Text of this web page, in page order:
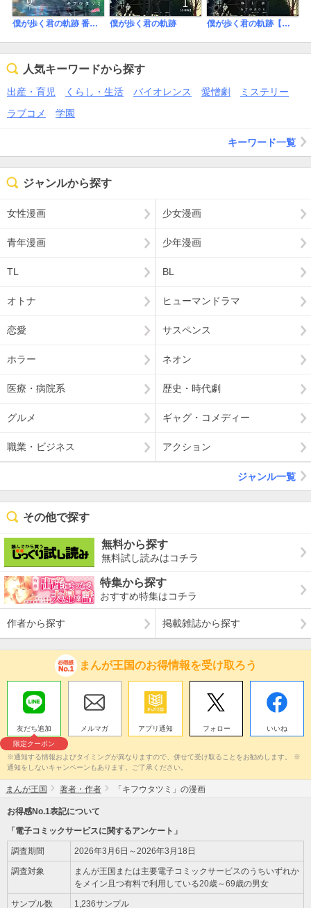
僕が歩く君の軌跡 番外編 僕が歩く君の軌跡 僕が歩く君の軌跡【話売り】
人気キーワードから探す
出産・育児 くらし・生活 バイオレンス 愛憎劇
ミステリー
ラブコメ
学園
キーワード一覧
ジャンルから探す
女性漫画 少女漫画
青年漫画 少年漫画
TL BL
オトナ ヒューマンドラマ
恋愛 サスペンス
ホラー ネオン
医療・病院系 歴史・時代劇
グルメ ギャグ・コメディー
職業・ビジネス アクション
ジャンル一覧
その他で探す
無料から探す
無料試し読みはコチラ
特集から探す
おすすめ特集はコチラ
作者から探す 掲載雑誌から探す
まんが王国のお得情報を受け取ろう
友だち追加
限定クーポン
メルマガ アプリ通知 フォロー いいね
※通知する情報およびタイミングが異なりますので、併せて受け取ることをお勧めします。 ※
通知をしないキャンペーンもあります。ご了承ください。
まんが王国 著者・作者 「キフウタツミ」の漫画
お得感No.1表記について
「電子コミックサービスに関するアンケート」
調査期間 2026年3月6日～2026年3月18日
調査対象
まんが王国または主要電子コミックサービスのうちいずれか
をメイン且つ有料で利用している20歳～69歳の男女
サンプル数 1,236サンプル